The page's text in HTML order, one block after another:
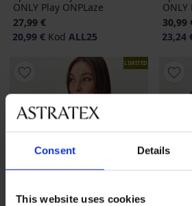
Consent Details
This website uses cookies
ONLY Play ONPLaze
27,99 €
20,99 € Kod ALL25
ONLY
30,99
23,24
LIMITED